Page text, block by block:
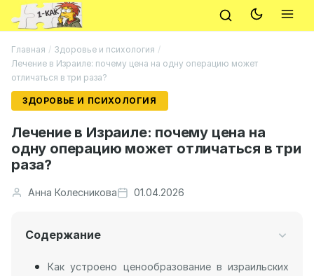
Главная / Здоровье и психология /
Лечение в Израиле: почему цена на одну операцию может
отличаться в три раза?
ЗДОРОВЬЕ И ПСИХОЛОГИЯ
Лечение в Израиле: почему цена на
одну операцию может отличаться в три
раза?
Анна Колесникова 01.04.2026
Содержание
Как устроено ценообразование в израильских